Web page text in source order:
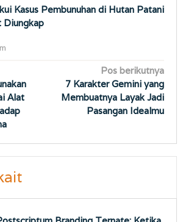
Kasus Pembunuhan di Hutan Patani
Diungkap
Alat
Pos berikutnya
7 Karakter Gemini yang
Membuatnya Layak Jadi
Pasangan Idealmu